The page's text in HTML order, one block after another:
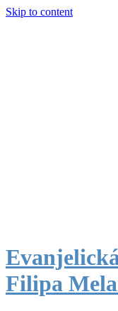
Skip to content
Filipa